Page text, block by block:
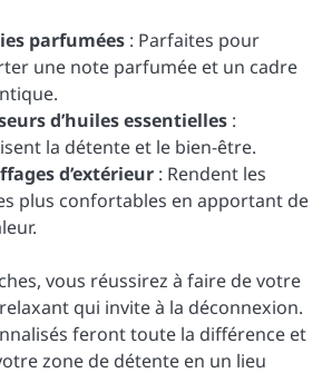
parfumées : Parfaites pour
une note parfumée et un cadre
d’huiles essentielles :
la détente et le bien-être.
d’extérieur : Rendent les
plus confortables en apportant de
vous réussirez à faire de votre
qui invite à la déconnexion.
feront toute la différence et
zone de détente en un lieu